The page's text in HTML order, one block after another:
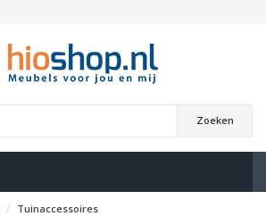
Zoeken
Tuinaccessoires